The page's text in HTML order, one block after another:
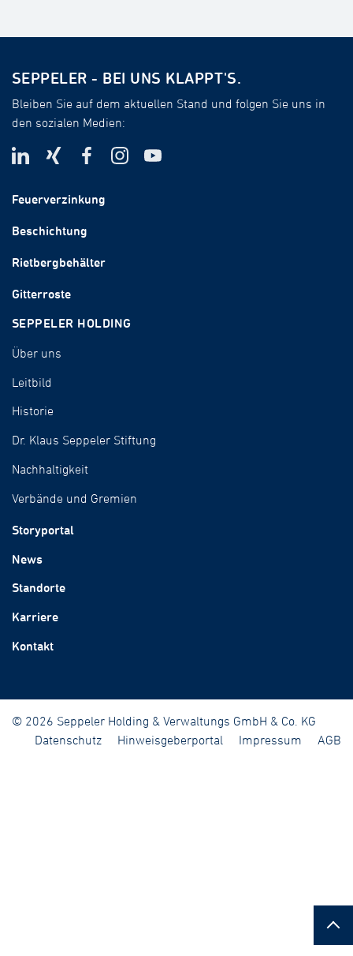
SEPPELER - BEI UNS KLAPPT'S.
Bleiben Sie auf dem aktuellen Stand und folgen Sie uns in
den sozialen Medien:
Feuerverzinkung
Beschichtung
Rietbergbehälter
Gitterroste
SEPPELER HOLDING
Über uns
Leitbild
Historie
Dr. Klaus Seppeler Stiftung
Nachhaltigkeit
Verbände und Gremien
Storyportal
News
Standorte
Karriere
Kontakt
© 2026 Seppeler Holding & Verwaltungs GmbH & Co. KG
Datenschutz
Hinweisgeberportal Impressum AGB